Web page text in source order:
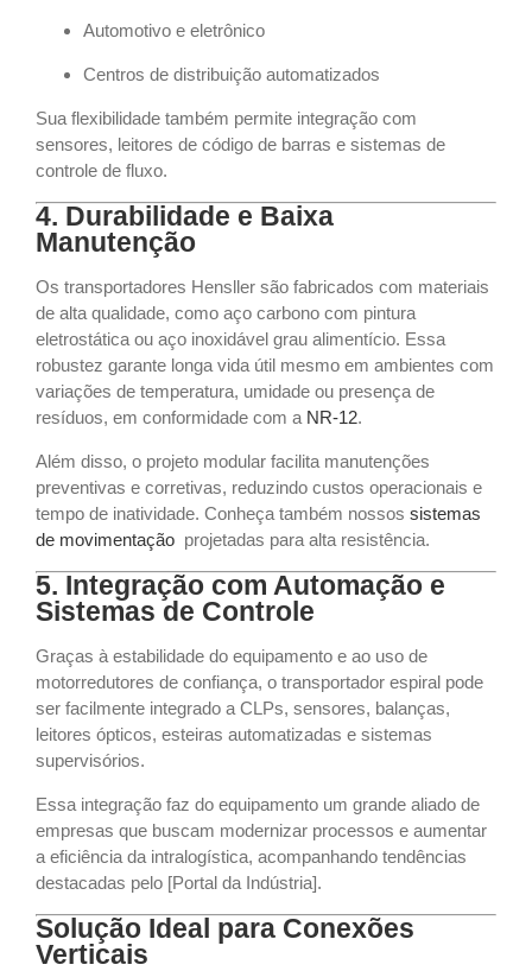
Automotivo e eletrônico
Centros de distribuição automatizados
Sua flexibilidade também permite integração com
sensores, leitores de código de barras e sistemas de
controle de fluxo.
4. Durabilidade e Baixa
Manutenção
Os transportadores Hensller são fabricados com materiais
de alta qualidade, como aço carbono com pintura
eletrostática ou aço inoxidável grau alimentício. Essa
robustez garante longa vida útil mesmo em ambientes com
variações de temperatura, umidade ou presença de
resíduos, em conformidade com a NR-12.
Além disso, o projeto modular facilita manutenções
preventivas e corretivas, reduzindo custos operacionais e
tempo de inatividade. Conheça também nossos sistemas
de movimentação projetadas para alta resistência.
5. Integração com Automação e
Sistemas de Controle
Graças à estabilidade do equipamento e ao uso de
motorredutores de confiança, o transportador espiral pode
ser facilmente integrado a CLPs, sensores, balanças,
leitores ópticos, esteiras automatizadas e sistemas
supervisórios.
Essa integração faz do equipamento um grande aliado de
empresas que buscam modernizar processos e aumentar
a eficiência da intralogística, acompanhando tendências
destacadas pelo [Portal da Indústria].
Solução Ideal para Conexões
Verticais